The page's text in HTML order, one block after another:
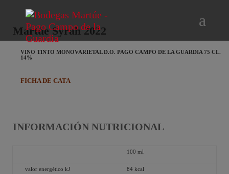
Martúe Syrah 2022
VINO TINTO MONOVARIETAL D.O. PAGO CAMPO DE LA GUARDIA 75 CL.
14%
FICHA DE CATA
INFORMACIÓN NUTRICIONAL
100 ml
valor energético kJ 84 kcal